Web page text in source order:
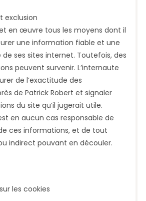
exclusion
en œuvre tous les moyens dont il
une information fiable et une
ses sites internet. Toutefois, des
peuvent survenir. L’internaute
de l’exactitude des
de Patrick Robert et signaler
du site qu’il jugerait utile.
en aucun cas responsable de
ces informations, et de tout
indirect pouvant en découler.
les cookies